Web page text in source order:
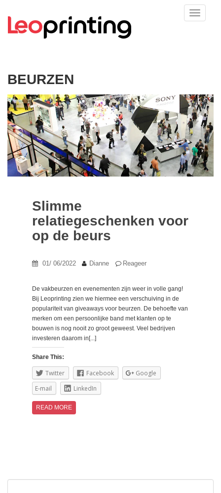
BEURZEN
Slimme
relatiegeschenken voor
op de beurs
01/ 06/2022 Dianne Reageer
De vakbeurzen en evenementen zijn weer in volle gang!
Bij Leoprinting zien we hiermee een verschuiving in de
populariteit van giveaways voor beurzen. De behoefte van
merken om een persoonlijke band met klanten op te
bouwen is nog nooit zo groot geweest. Veel bedrijven
investeren daarom in[...]
Share This:
Twitter Facebook
Google
E-mail
LinkedIn
READ MORE